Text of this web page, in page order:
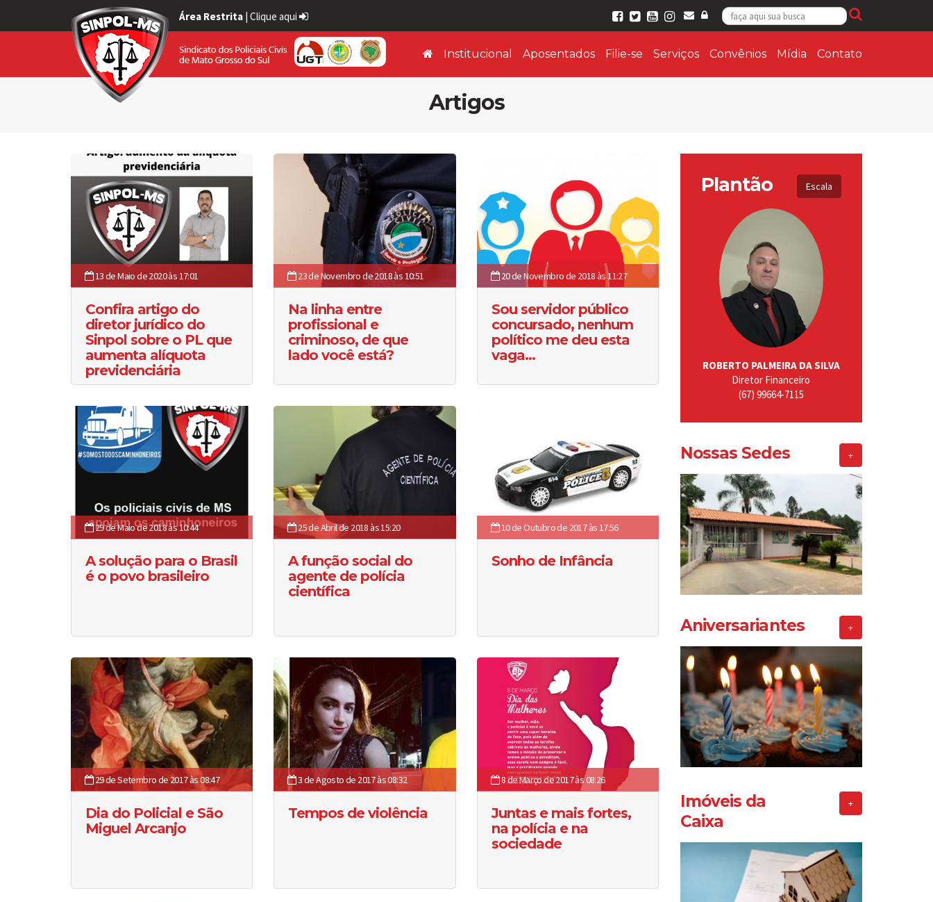
Área Restrita | Clique aqui
Institucional Aposentados Filie-se Serviços Convênios Mídia Contato
Artigos
13 de Maio de 2020 às 17:01
Confira artigo do
diretor jurídico do
Sinpol sobre o PL que
aumenta alíquota
previdenciária
23 de Novembro de 2018 às 10:51
Na linha entre
profissional e
criminoso, de que
lado você está?
20 de Novembro de 2018 às 11:27
Sou servidor público
concursado, nenhum
político me deu esta
vaga...
29 de Maio de 2018 às 10:44
A solução para o Brasil
é o povo brasileiro
25 de Abril de 2018 às 15:20
A função social do
agente de polícia
científica
10 de Outubro de 2017 às 17:56
Sonho de Infância
29 de Setembro de 2017 às 08:47
Dia do Policial e São
Miguel Arcanjo
3 de Agosto de 2017 às 08:32
Tempos de violência
8 de Março de 2017 às 08:26
Juntas e mais fortes,
na polícia e na
sociedade
Plantão Escala
ROBERTO PALMEIRA DA SILVA
Diretor Financeiro
(67) 99664-7115
Nossas Sedes +
Aniversariantes +
Imóveis da
Caixa
+